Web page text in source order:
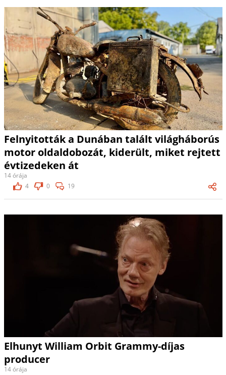
Felnyitották a Dunában talált világháborús
motor oldaldobozát, kiderült, miket rejtett
évtizedeken át
14 órája
4
0 19
Elhunyt William Orbit Grammy-díjas
producer
14 órája